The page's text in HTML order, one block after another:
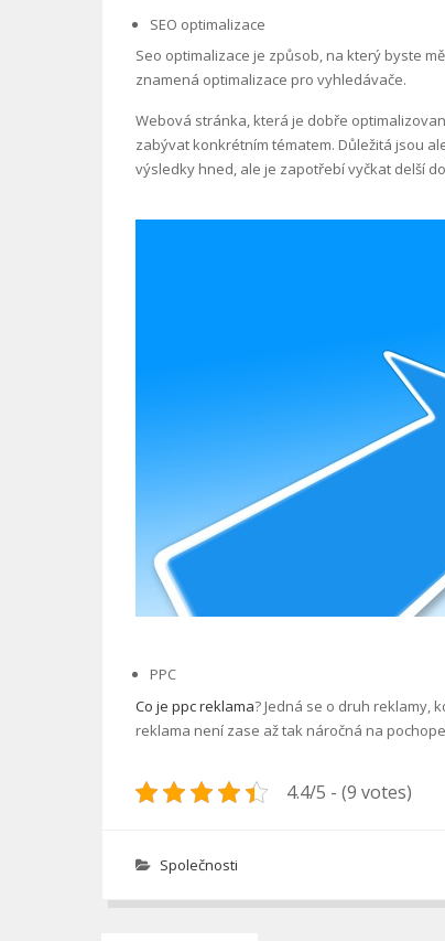
SEO optimalizace
Seo optimalizace je způsob, na který byste
znamená optimalizace pro vyhledávače.
Webová stránka, která je dobře
zabývat konkrétním tématem. Důležitá jsou
výsledky hned, ale je zapotřebí vyčkat delší
PPC
Co je ppc reklama? Jedná se o druh reklamy,
reklama není zase až tak náročná na
4.4/5 - (9 votes)
Společnosti